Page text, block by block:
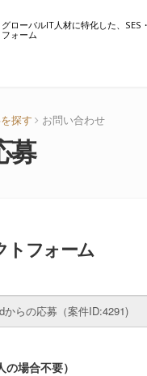
グローバルIT人材に特化した、SES
フォーム
探す お問い合わせ
募
トフォーム
場合不要）